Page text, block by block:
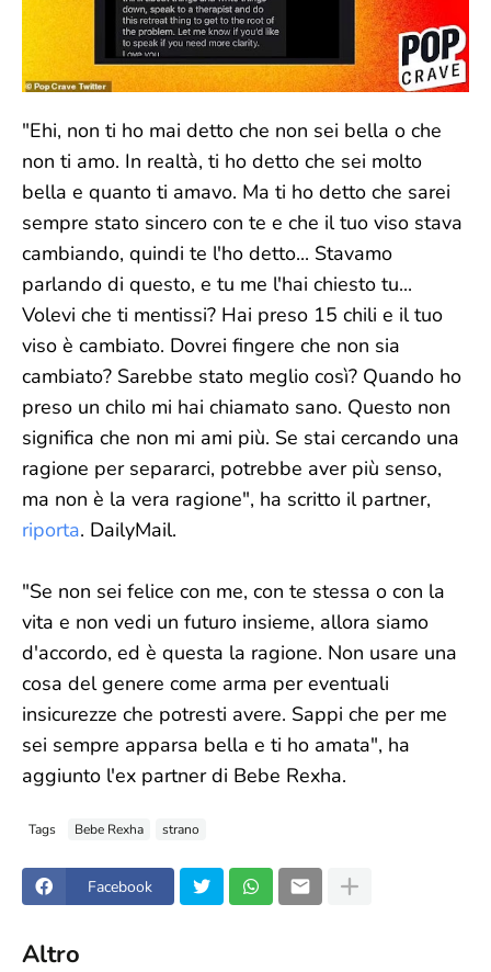
"Ehi, non ti ho mai detto che non sei bella o che
non ti amo. In realtà, ti ho detto che sei molto
bella e quanto ti amavo. Ma ti ho detto che sarei
sempre stato sincero con te e che il tuo viso stava
cambiando, quindi te l'ho detto... Stavamo
parlando di questo, e tu me l'hai chiesto tu...
Volevi che ti mentissi? Hai preso 15 chili e il tuo
viso è cambiato. Dovrei fingere che non sia
cambiato? Sarebbe stato meglio così? Quando ho
preso un chilo mi hai chiamato sano. Questo non
significa che non mi ami più. Se stai cercando una
ragione per separarci, potrebbe aver più senso,
ma non è la vera ragione", ha scritto il partner,
riporta. DailyMail.
"Se non sei felice con me, con te stessa o con la
vita e non vedi un futuro insieme, allora siamo
d'accordo, ed è questa la ragione. Non usare una
cosa del genere come arma per eventuali
insicurezze che potresti avere. Sappi che per me
sei sempre apparsa bella e ti ho amata", ha
aggiunto l'ex partner di Bebe Rexha.
Tags Bebe Rexha strano
Facebook
Altro